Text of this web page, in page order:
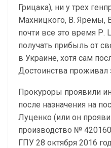
Грицака), ни у трех
Махницкого, В. Яремы,
почти все это время
получать прибыль от
в Украине, хотя сам
Достоинства проживал
Прокуроры проявили
после назначения на
Луценко (или он
производство №
ГПУ 28 октября 2016